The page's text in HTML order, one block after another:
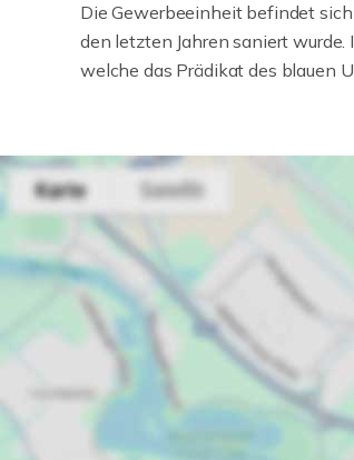
Die Gewerbeeinheit befindet
den letzten Jahren saniert
welche das Prädikat des blauen